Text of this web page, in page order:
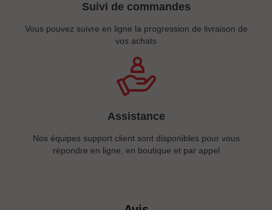
Suivi de commandes
Vous pouvez suivre en ligne la progression de livraison de
vos achats
Assistance
Nos équipes support client sont disponibles pour vous
répondre en ligne, en boutique et par appel